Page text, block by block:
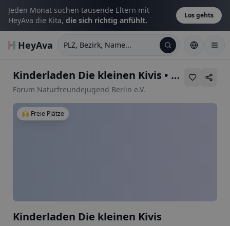
Jeden Monat suchen tausende Eltern mit
HeyAva die Kita, die sich richtig anfühlt.
Los gehts
HeyAva PLZ, Bezirk, Name...
Kinderladen Die kleinen Kivis • Lucy-
Forum Naturfreundejugend Berlin e.V.
🙌 Freie Plätze
Kinderladen Die kleinen Kivis